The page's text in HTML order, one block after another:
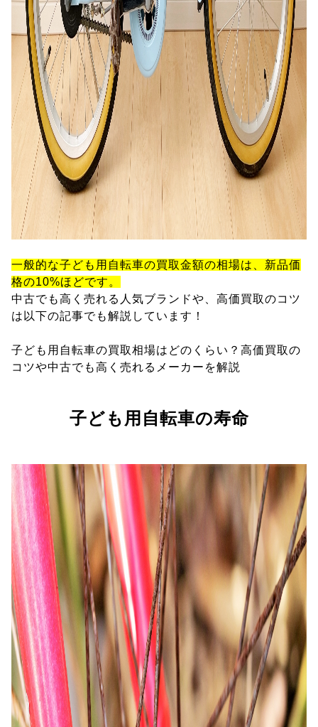
一般的な子ども用自転車の買取金額の相場は、新品価
格の10%ほどです。
中古でも高く売れる人気ブランドや、高価買取のコツ
は以下の記事でも解説しています！
子ども用自転車の買取相場はどのくらい？高価買取の
コツや中古でも高く売れるメーカーを解説
子ども用自転車の寿命